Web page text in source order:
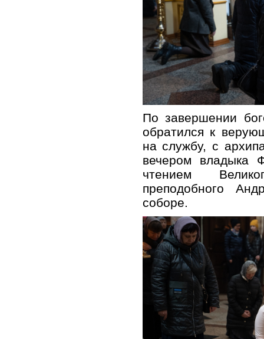
По завершении
обратился к
на службу, с
вечером владыка
чтением
преподобного
соборе.